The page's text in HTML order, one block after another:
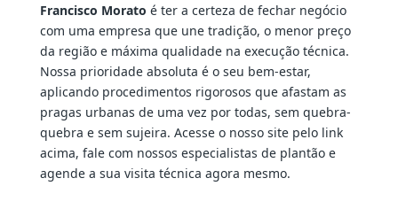
Francisco Morato é ter a certeza de fechar negócio
com uma empresa que une tradição, o menor preço
da região e máxima qualidade na execução técnica.
Nossa prioridade absoluta é o seu bem-estar,
aplicando procedimentos rigorosos que afastam as
pragas urbanas de uma vez por todas, sem quebra-
quebra e sem sujeira. Acesse o nosso site pelo link
acima, fale com nossos especialistas de plantão e
agende a sua visita técnica agora mesmo.